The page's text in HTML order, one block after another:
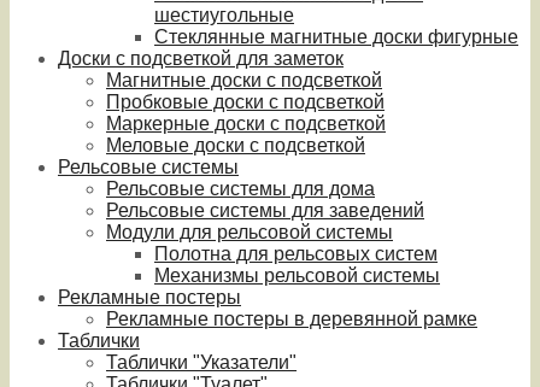
шестиугольные
Стеклянные магнитные доски фигурные
Доски с подсветкой для заметок
Магнитные доски с подсветкой
Пробковые доски с подсветкой
Маркерные доски с подсветкой
Меловые доски с подсветкой
Рельсовые системы
Рельсовые системы для дома
Рельсовые системы для заведений
Модули для рельсовой системы
Полотна для рельсовых систем
Механизмы рельсовой системы
Рекламные постеры
Рекламные постеры в деревянной рамке
Таблички
Таблички "Указатели"